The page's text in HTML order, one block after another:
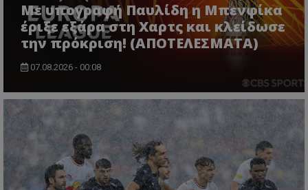
Με υπογραφή Παυλίδη η Μπενφίκα
έριξε εξάρα στη Χαρτς και κλείδωσε
την πρόκριση! (ΑΠΟΤΕΛΕΣΜΑΤΑ)
07.08.2026 - 00:08